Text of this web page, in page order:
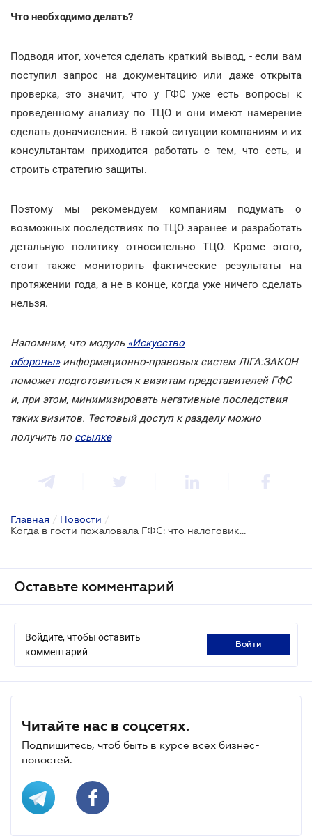
Что необходимо делать?
Подводя итог, хочется сделать краткий вывод, - если вам
поступил запрос на документацию или даже открыта
проверка, это значит, что у ГФС уже есть вопросы к
проведенному анализу по ТЦО и они имеют намерение
сделать доначисления. В такой ситуации компаниям и их
консультантам приходится работать с тем, что есть, и
строить стратегию защиты.
Поэтому мы рекомендуем компаниям подумать о
возможных последствиях по ТЦО заранее и разработать
детальную политику относительно ТЦО. Кроме этого,
стоит также мониторить фактические результаты на
протяжении года, а не в конце, когда уже ничего сделать
нельзя.
Напомним, что модуль «Искусство
обороны»информационно-правовых систем ЛІГА:ЗАКОН
поможет подготовиться к визитам представителей ГФС
и, при этом, минимизировать негативные последствия
таких визитов. Тестовый доступ к разделу можно
получить по ссылке
Главная / Новости /
Когда в гости пожаловала ГФС: что налоговики проверяют по ТЦО
Оставьте комментарий
Войдите, чтобы оставить
комментарий
войти
Читайте нас в соцсетях.
Подпишитесь, чтоб быть в курсе всех бизнес-
новостей.